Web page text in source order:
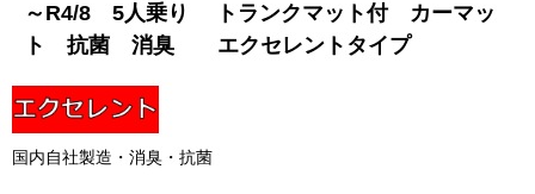
～R4/8 5人乗り トランクマット付 カーマッ
ト 抗菌 消臭 エクセレントタイプ
国内自社製造・消臭・抗菌